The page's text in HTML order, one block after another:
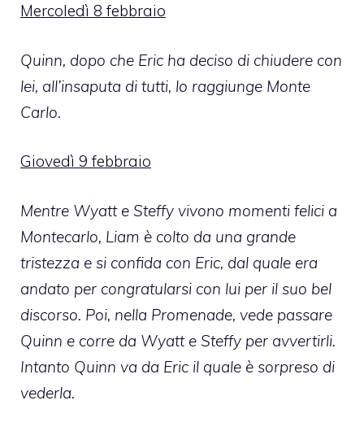
Mercoledì 8 febbraio
Quinn, dopo che Eric ha deciso di chiudere con
lei, all’insaputa di tutti, lo raggiunge Monte
Carlo.
Giovedì 9 febbraio
Mentre Wyatt e Steffy vivono momenti felici a
Montecarlo, Liam è colto da una grande
tristezza e si confida con Eric, dal quale era
andato per congratularsi con lui per il suo bel
discorso. Poi, nella Promenade, vede passare
Quinn e corre da Wyatt e Steffy per avvertirli.
Intanto Quinn va da Eric il quale è sorpreso di
vederla.